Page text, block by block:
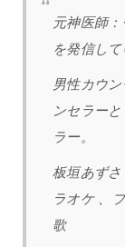
元神医師：
を発信し
男性カウン
ンセラー
ラー。
板垣あず
ラオケ 、
歌